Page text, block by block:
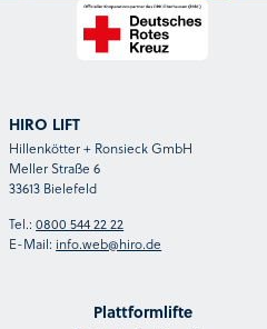
HIRO LIFT
Hillenkötter + Ronsieck GmbH
Meller Straße 6
33613 Bielefeld
Tel.:0800 544 22 22
E-Mail: info.web@hiro.de
Plattformlifte